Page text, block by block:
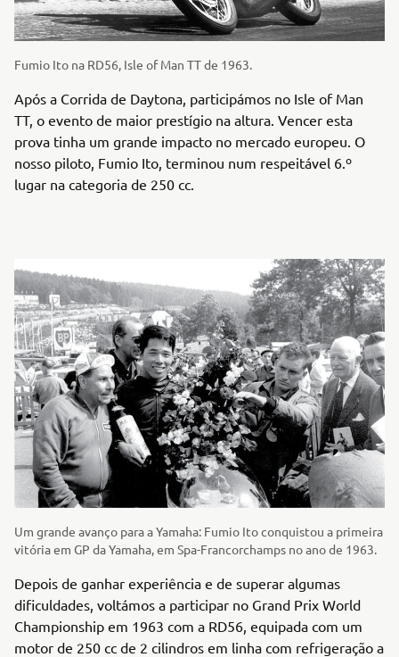
Fumio Ito na RD56, Isle of Man TT de 1963.
Após a Corrida de Daytona, participámos no Isle of Man
TT, o evento de maior prestígio na altura. Vencer esta
prova tinha um grande impacto no mercado europeu. O
nosso piloto, Fumio Ito, terminou num respeitável 6.º
lugar na categoria de 250 cc.
Um grande avanço para a Yamaha: Fumio Ito conquistou a primeira
vitória em GP da Yamaha, em Spa-Francorchamps no ano de 1963.
Depois de ganhar experiência e de superar algumas
dificuldades, voltámos a participar no Grand Prix World
Championship em 1963 com a RD56, equipada com um
motor de 250 cc de 2 cilindros em linha com refrigeração a